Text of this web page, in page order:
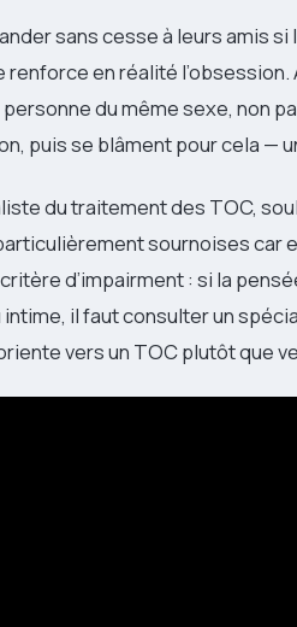
sans cesse à leurs amis
en réalité
du même sexe, non
puis se blâment pour cela —
du traitement des TOC,
sournoises car
d’impairment : si la
il faut consulter un
vers un TOC plutôt que